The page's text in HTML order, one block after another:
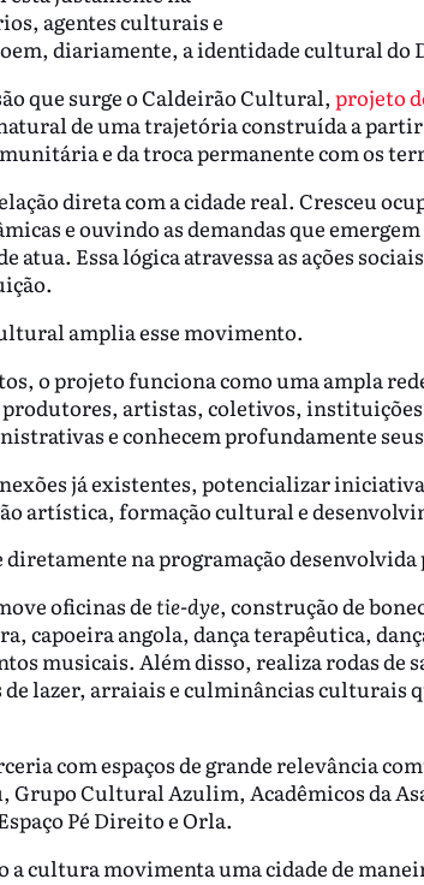
agentes culturais e
diariamente, a identidade cultural do
que surge o Caldeirão Cultural,projeto
de uma trajetória construída a partir
e da troca permanente com os
direta com a cidade real. Cresceu
e ouvindo as demandas que
atua. Essa lógica atravessa as ações
amplia esse movimento.
o projeto funciona como uma ampla
artistas, coletivos, instituições
e conhecem profundamente
já existentes, potencializar
artística, formação cultural e
diretamente na programação
oficinas detie-dye, construção de
capoeira angola, dança terapêutica,
musicais. Além disso, realiza rodas de
lazer, arraiais e culminâncias culturais
com espaços de grande relevância
Grupo Cultural Azulim, Acadêmicos da
Pé Direito e Orla.
a cultura movimenta uma cidade de